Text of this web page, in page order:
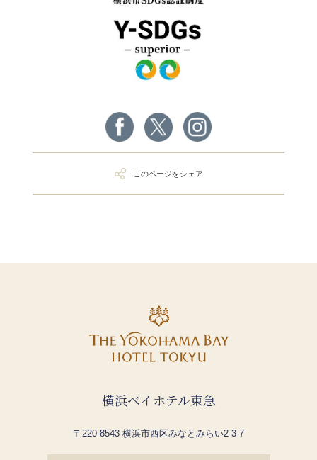
このページをシェア
横浜ベイホテル東急
〒220-8543 横浜市西区みなとみらい2-3-7